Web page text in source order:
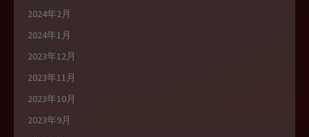
2024年2月
2024年1月
2023年12月
2023年11月
2023年10月
2023年9月